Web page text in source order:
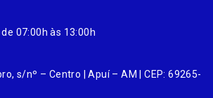
07:00h às 13:00h
s/nº – Centro | Apuí – AM | CEP: 69265-